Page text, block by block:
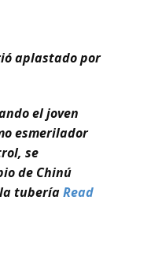
aplastado por
el joven
esmerilador
se
de Chinú
tuberíaRead